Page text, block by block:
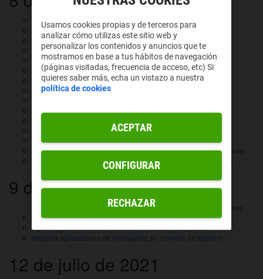
¿Qué significa 1080p?
¿Qué significa 2.5D?
¿Qué significa 2D?
¿Qué significa 3D?
¿Qué significa 4X?
¿Qué significa 720p?
¿Qué significa Abandonware?
¿Qué significa Acceso anticipado?
¿Qué significa Ace?
¿Qué significa Achiever?
¿Qué significa Activo?
Cómo crear un punto de acceso wifi y navegar sin preocupaciones
Cardano: todo lo que necesitas saber sobre esta criptomoneda
9 de julio de 2021
Cómo saber quién me llama en número oculto: Todo lo que debes
saber
Apex Legends Mobile: Lanzamiento, beta e inscripción
Mejores aplicaciones de mensajería sin número de teléfono
12 de julio de 2021
Usamos cookies propias y de terceros para
analizar cómo utilizas este sitio web y
personalizar los contenidos y anuncios que te
mostramos en base a tus hábitos de navegación
(páginas visitadas, frecuencia de acceso, etc) Si
quieres saber más, echa un vistazo a nuestra
política de cookies
RECHAZAR
ACEPTAR
CONFIGURAR